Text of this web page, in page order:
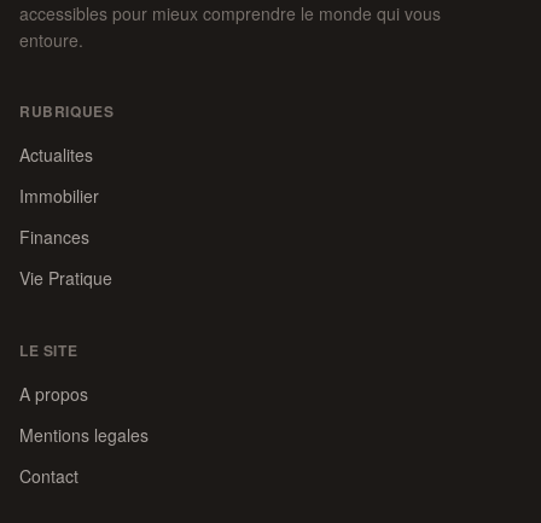
accessibles pour mieux comprendre le monde qui vous
entoure.
RUBRIQUES
Actualites
Immobilier
Finances
Vie Pratique
LE SITE
A propos
Mentions legales
Contact